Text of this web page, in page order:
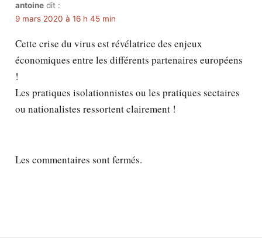
antoine dit :
9 mars 2020 à 16 h 45 min
Cette crise du virus est révélatrice des enjeux
économiques entre les différents partenaires européens
!
Les pratiques isolationnistes ou les pratiques sectaires
ou nationalistes ressortent clairement !
Les commentaires sont fermés.